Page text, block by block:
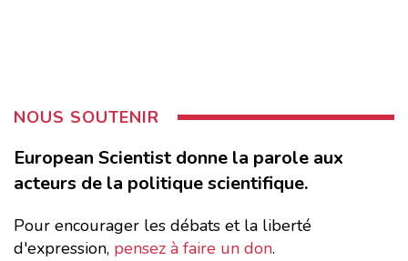
NOUS SOUTENIR
European Scientist donne la parole aux
acteurs de la politique scientifique.
Pour encourager les débats et la liberté
d'expression, pensez à faire un don.